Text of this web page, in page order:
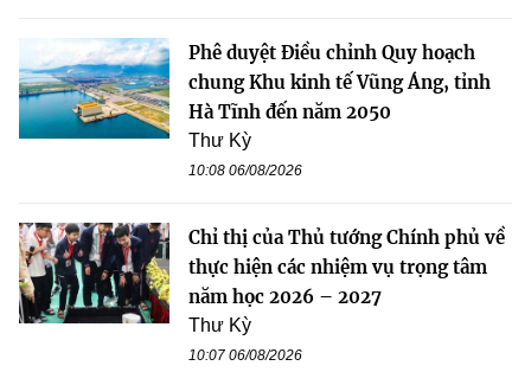
Phê duyệt Điều chỉnh Quy hoạch
chung Khu kinh tế Vũng Áng, tỉnh
Hà Tĩnh đến năm 2050
Thư Kỳ
10:08 06/08/2026
Chỉ thị của Thủ tướng Chính phủ về
thực hiện các nhiệm vụ trọng tâm
năm học 2026 – 2027
Thư Kỳ
10:07 06/08/2026